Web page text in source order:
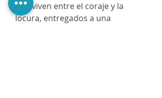
que viven entre el coraje y la
locura, entregados a una